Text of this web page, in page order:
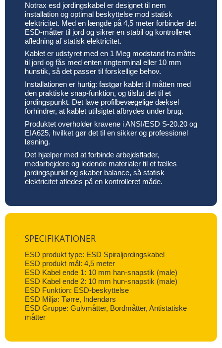
Notrax esd jordingskabel er designet til nem
installation og optimal beskyttelse mod statisk
elektricitet. Med en længde på 4,5 meter forbinder det
ESD-måtter til jord og sikrer en stabil og kontrolleret
afledning af statisk elektricitet.
Kablet er udstyret med en 1 Meg modstand fra måtte
til jord og fås med enten ringterminal eller 10 mm
hunstik, så det passer til forskellige behov.
Installationen er hurtig: fastgør kablet til måtten med
den praktiske snap-funktion, og tilslut det til et
jordingspunkt. Det lave profilbevægelige dæksel
forhindrer, at kablet utilsigtet afbrydes under brug.
Produktet overholder kravene i ANSI/ESD S-20.20 og
EIA625, hvilket gør det til en sikker og professionel
løsning.
Det hjælper med at forbinde arbejdsflader,
medarbejdere og ledende materialer til et fælles
jordingspunkt og skaber balance, så statisk
elektricitet afledes på en kontrolleret måde.
SPECIFIKATIONER
ESD produkt type: ESD Spiraljordingskabel
ESD produkt mål: 4,5 meter
ESD Kabel ende 1: 10 mm han-snapstik (male)
ESD Kabel ende 2: 10 mm hun-snapstik (male)
ESD Funktion: ESD-beskyttelse
ESD Miljø: Tørre, Indendørs
ESD Gruppe: Gulvmåtter, Bordmåtter, Antistatiske
måtter